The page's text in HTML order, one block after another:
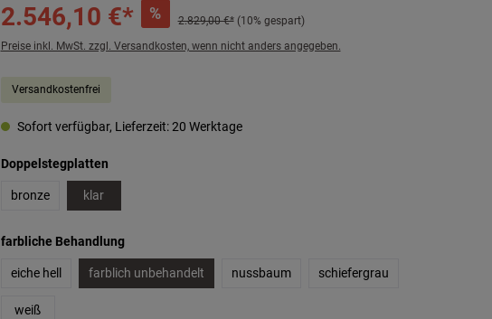
2.546,10 €* % 2.829,00 €* (10% gespart)
Preise inkl. MwSt. zzgl. Versandkosten, wenn nicht anders angegeben.
Versandkostenfrei
Sofort verfügbar, Lieferzeit: 20 Werktage
Doppelstegplattenauswählen
bronze klar
farbliche Behandlungauswählen
eiche hell farblich unbehandelt nussbaum schiefergrau
weiß